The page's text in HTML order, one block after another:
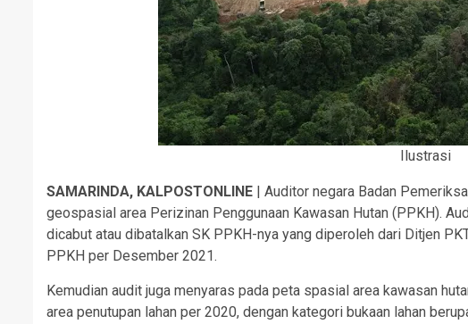
Ilustrasi
SAMARINDA, KALPOSTONLINE | Auditor negara Badan
geospasial area Perizinan Penggunaan Kawasan Hutan (PPKH).
dicabut atau dibatalkan SK PPKH-nya yang diperoleh dari Ditjen
PPKH per Desember 2021.
Kemudian audit juga menyaras pada peta spasial area kawasan
area penutupan lahan per 2020, dengan kategori bukaan lahan